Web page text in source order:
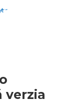
verzia